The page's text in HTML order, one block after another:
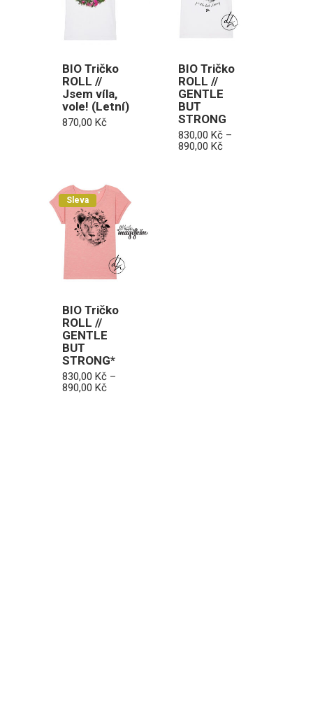
BIO Tričko
ROLL //
Jsem víla,
vole! (Letní)
870,00 Kč
BIO Tričko
ROLL //
GENTLE
BUT
STRONG
830,00Kč –
890,00KčRozpětí
Sleva
BIO Tričko
ROLL //
GENTLE
BUT
STRONG*
830,00 Kč –
890,00 KčRozpětí